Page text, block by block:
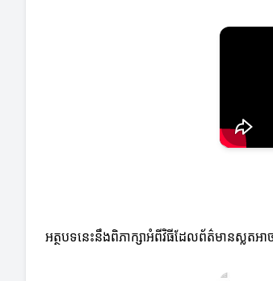
អត្ថបទនេះនឹងពិភាក្សាអំពីវិធីដែលព័ត៌មានស្លត